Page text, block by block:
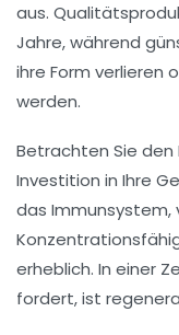
aus.
Jahre, während
ihre Form verlieren
werden.
Betrachten Sie
Investition in Ihre
das Immunsystem,
erheblich. In einer
fordert, ist